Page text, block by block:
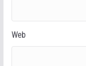
Web